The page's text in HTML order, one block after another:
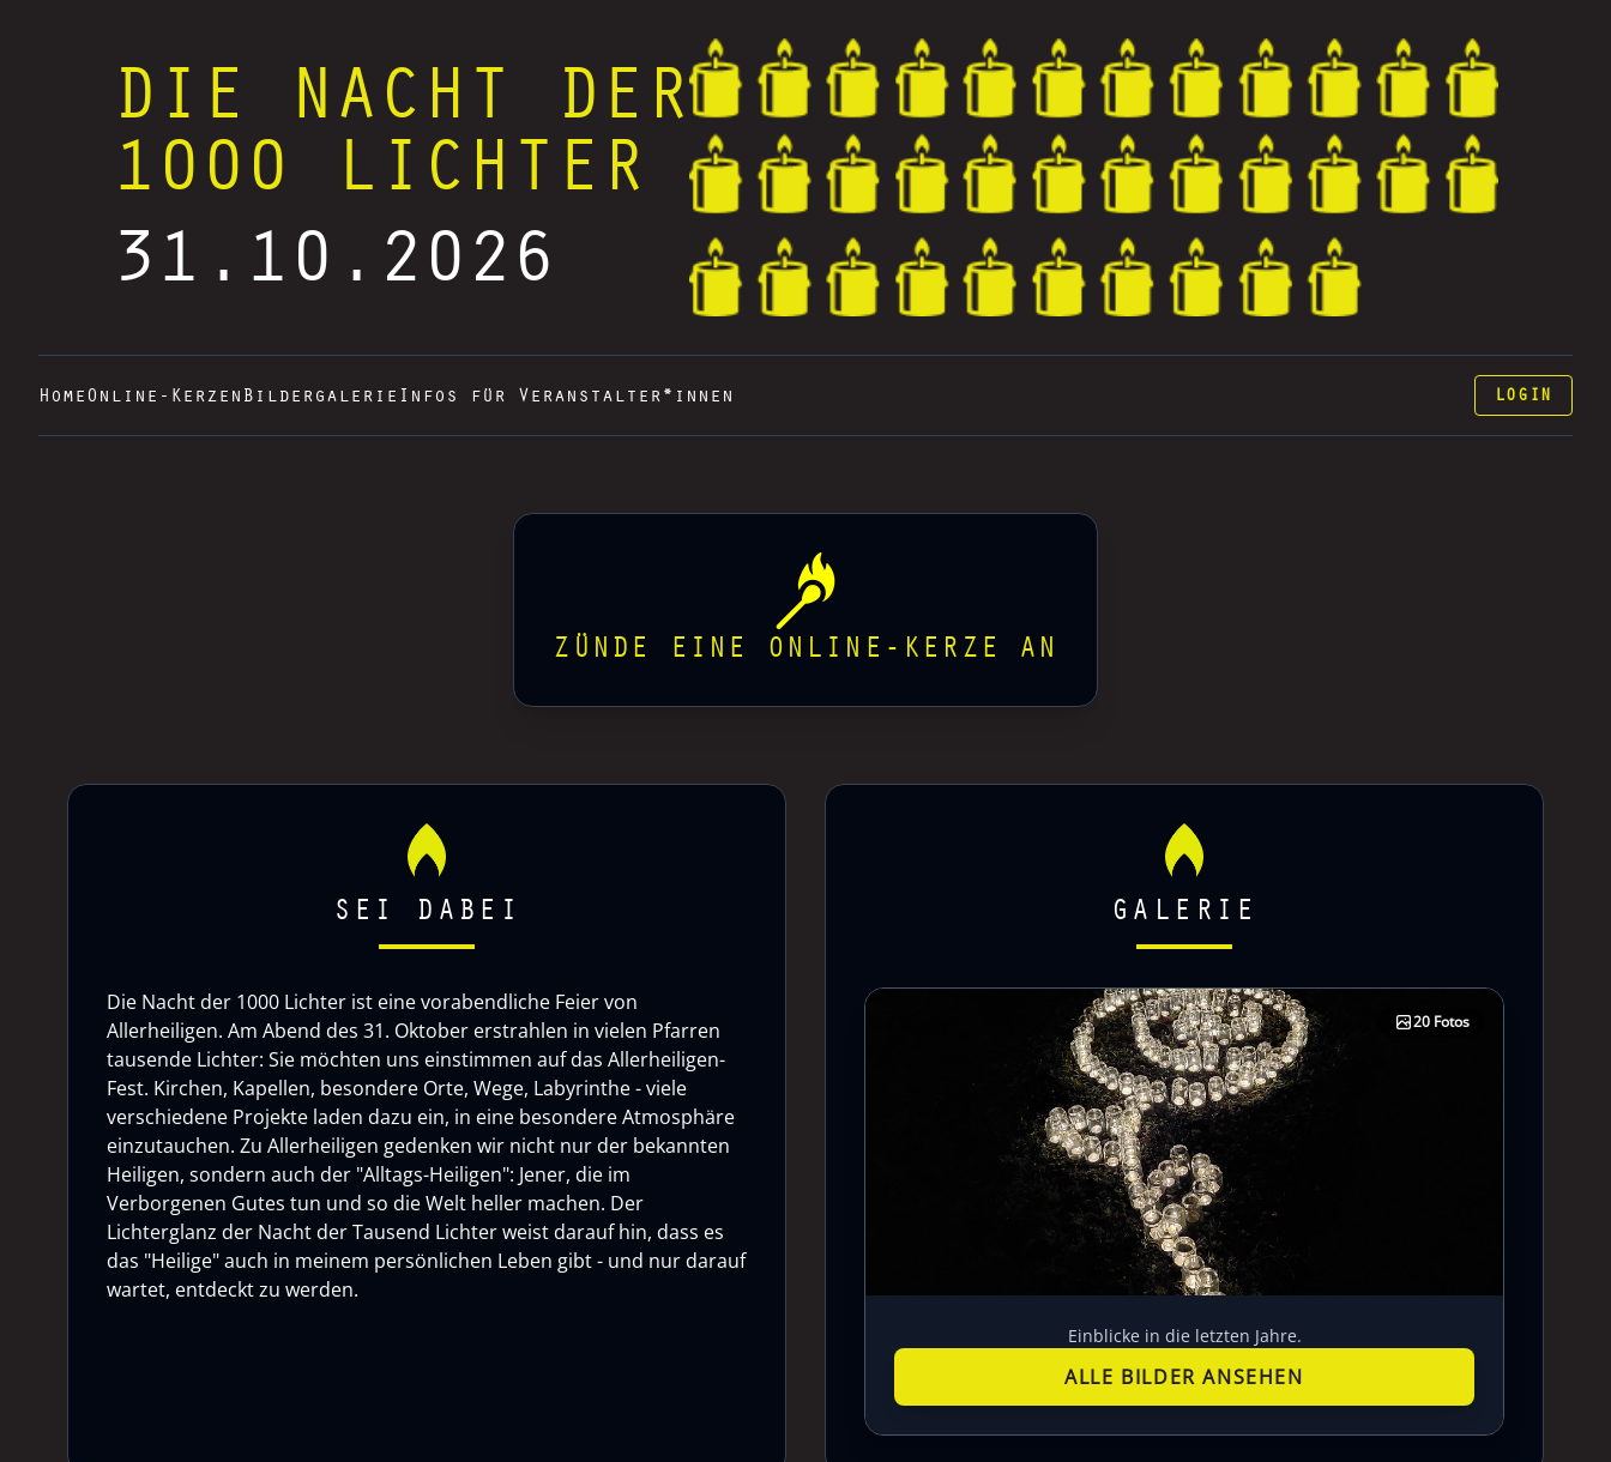
DIE NACHT DER
1000 LICHTER
31.10.2026
HomeOnline-Kerzen Bildergalerie Infos für Veranstalter*innen LOGIN
ZÜNDE EINE ONLINE-KERZE AN
SEI DABEI
Die Nacht der 1000 Lichter ist eine vorabendliche Feier von
Allerheiligen. Am Abend des 31. Oktober erstrahlen in vielen Pfarren
tausende Lichter: Sie möchten uns einstimmen auf das Allerheiligen-
Fest. Kirchen, Kapellen, besondere Orte, Wege, Labyrinthe - viele
verschiedene Projekte laden dazu ein, in eine besondere Atmosphäre
einzutauchen. Zu Allerheiligen gedenken wir nicht nur der bekannten
Heiligen, sondern auch der "Alltags-Heiligen": Jener, die im
Verborgenen Gutes tun und so die Welt heller machen. Der
Lichterglanz der Nacht der Tausend Lichter weist darauf hin, dass es
das "Heilige" auch in meinem persönlichen Leben gibt - und nur darauf
wartet, entdeckt zu werden.
GALERIE
20 Fotos
Einblicke in die letzten Jahre.
ALLE BILDER ANSEHEN